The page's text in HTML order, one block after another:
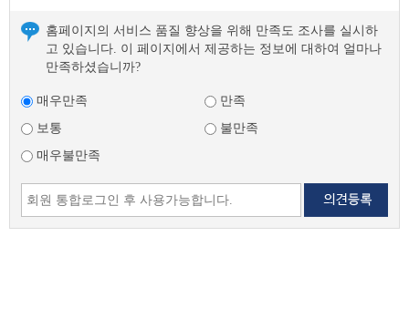
홈페이지의 서비스 품질 향상을 위해 만족도 조사를 실시하
고 있습니다. 이 페이지에서 제공하는 정보에 대하여 얼마나
만족하셨습니까?
매우만족
만족
보통
불만족
매우불만족